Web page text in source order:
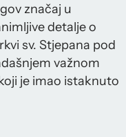
značaj u
detalje o
sv. Stjepana pod
važnom
je imao istaknuto